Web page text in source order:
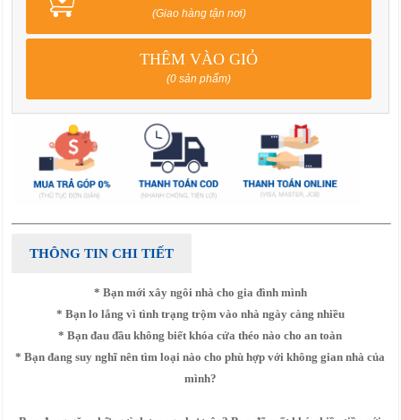
(Giao hàng tận nơi)
THÊM VÀO GIỎ
(0 sản phẩm)
THÔNG TIN CHI TIẾT
* Bạn mới xây ngôi nhà cho gia đình mình
* Bạn lo lắng vì tình trạng trộm vào nhà ngày càng nhiều
* Bạn đau đầu không biết khóa cửa théo nào cho an toàn
* Bạn đang suy nghĩ nên tìm loại nào cho phù hợp với không gian nhà của
mình?